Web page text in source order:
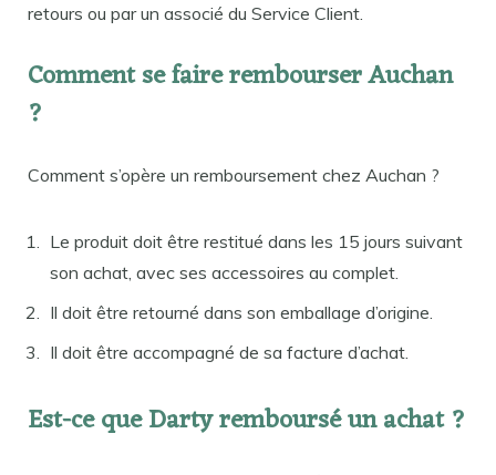
retours ou par un associé du Service Client.
Comment se faire rembourser Auchan
?
Comment s’opère un remboursement chez Auchan ?
Le produit doit être restitué dans les 15 jours suivant
son achat, avec ses accessoires au complet.
Il doit être retourné dans son emballage d’origine.
Il doit être accompagné de sa facture d’achat.
Est-ce que Darty remboursé un achat ?